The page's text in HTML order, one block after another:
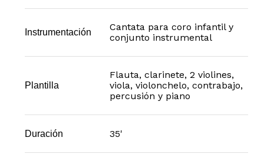
Instrumentación
Cantata para coro infantil y
conjunto instrumental
Plantilla
Flauta, clarinete, 2 violines,
viola, violonchelo, contrabajo,
percusión y piano
Duración 35'